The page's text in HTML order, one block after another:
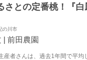
さとの定番桃！『白
の川市
| 前田農園
産者さんは、過去1年間で平均